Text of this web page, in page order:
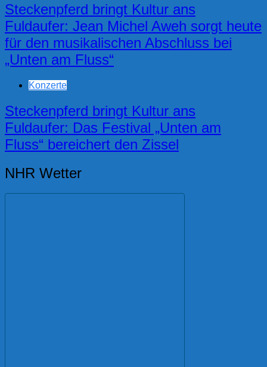
Steckenpferd bringt Kultur ans
Fuldaufer: Jean Michel Aweh sorgt heute
für den musikalischen Abschluss bei
„Unten am Fluss“
Konzerte
Steckenpferd bringt Kultur ans
Fuldaufer: Das Festival „Unten am
Fluss“ bereichert den Zissel
NHR Wetter